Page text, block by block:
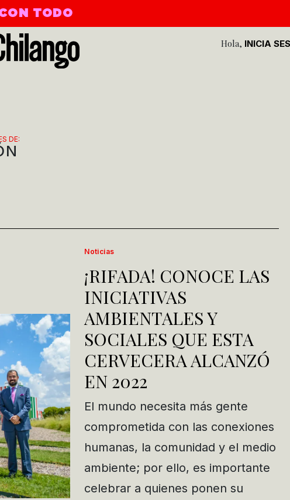
TODO
Hola, INICIA
DE:
Noticias
¡RIFADA! CONOCE LAS
INICIATIVAS
AMBIENTALES Y
SOCIALES QUE ESTA
CERVECERA ALCANZÓ
EN 2022
El mundo necesita más gente
comprometida con las conexiones
humanas, la comunidad y el medio
ambiente; por ello, es importante
celebrar a quienes ponen su